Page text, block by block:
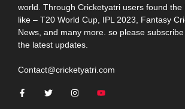
world. Through Cricketyatri users found the
like – T20 World Cup, IPL 2023, Fantasy
News, and many more. so please
the latest updates.
Contact@cricketyatri.com